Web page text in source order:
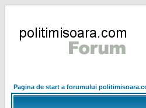
Pagina de start a forumului